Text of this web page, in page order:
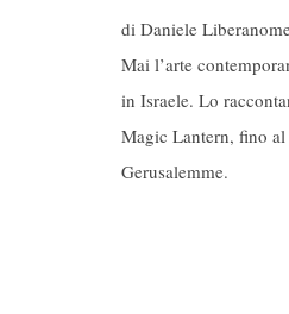
di Daniele
Mai l’arte
in Israele. Lo
Magic Lantern, fino
Gerusalemme.